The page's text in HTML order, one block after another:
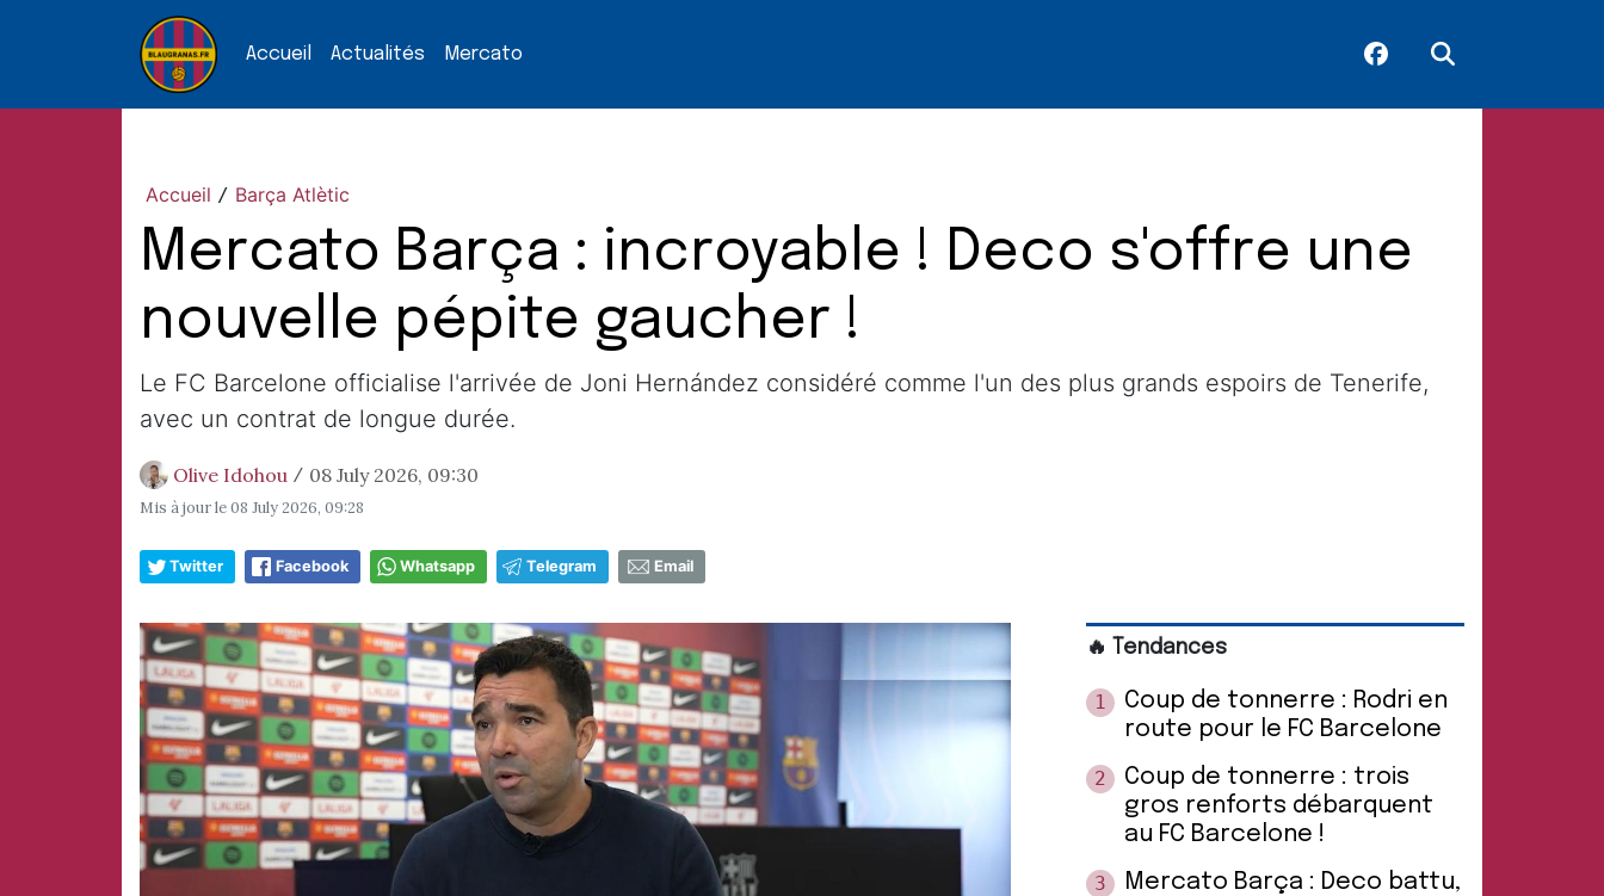
Accueil Actualités Mercato
Accueil / Barça Atlètic
Mercato Barça : incroyable ! Deco s'offre une
nouvelle pépite gaucher !
Le FC Barcelone officialise l'arrivée de Joni Hernández considéré comme l'un des plus grands espoirs de Tenerife,
avec un contrat de longue durée.
Olive Idohou / 08 July 2026, 09:30
Mis à jour le08 July 2026, 09:28
Twitter Facebook Whatsapp Telegram Email
🔥 Tendances
1
Coup de tonnerre : Rodri en
route pour le FC Barcelone
2
Coup de tonnerre : trois
gros renforts débarquent
au FC Barcelone !
3
Mercato Barça : Deco battu,